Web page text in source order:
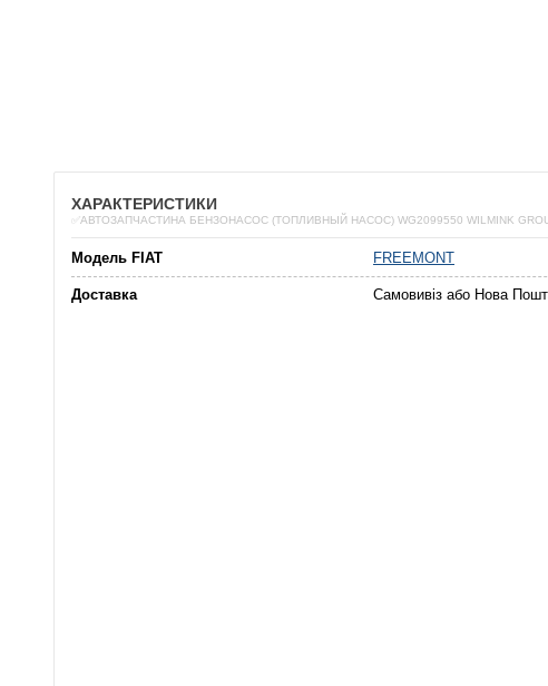
ХАРАКТЕРИСТИКИ
✅АВТОЗАПЧАСТИНА БЕНЗОНАСОС (ТОПЛИВНЫЙ НАСОС) WG2099550 WILMINK
Модель FIAT FREEMONT
Доставка Самовивіз або Нова